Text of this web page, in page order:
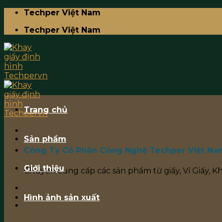
Skip
content
Techper Việt Nam
Techper Việt Nam
Công Ty Cổ Phần Công Nghệ Techper Việt
Chuyên cung cấp các sản phẩm từ giấy, Vỉ Giấy,
Trang chủ
Sản phẩm
Giới thiệu
Hình ảnh sản xuất